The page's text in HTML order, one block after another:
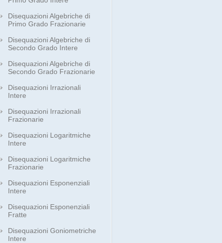
Disequazioni Algebriche di
Primo Grado Frazionarie
Disequazioni Algebriche di
Secondo Grado Intere
Disequazioni Algebriche di
Secondo Grado Frazionarie
Disequazioni Irrazionali
Intere
Disequazioni Irrazionali
Frazionarie
Disequazioni Logaritmiche
Intere
Disequazioni Logaritmiche
Frazionarie
Disequazioni Esponenziali
Intere
Disequazioni Esponenziali
Fratte
Disequazioni Goniometriche
Intere